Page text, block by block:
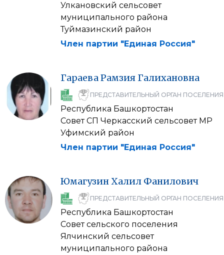
Улкановский сельсовет
муниципального района
Туймазинский район
Член партии "Единая Россия"
ГараеваРамзия Галихановна
ПРЕДСТАВИТЕЛЬНЫЙ ОРГАН ПОСЕЛЕНИЯ
Республика Башкортостан
Совет СП Черкасский сельсовет МР
Уфимский район
Член партии "Единая Россия"
ЮмагузинХалил Фанилович
ПРЕДСТАВИТЕЛЬНЫЙ ОРГАН ПОСЕЛЕНИЯ
Республика Башкортостан
Совет сельского поселения
Ялчинский сельсовет
муниципального района